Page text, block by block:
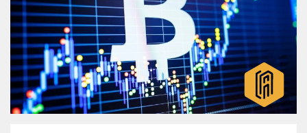
107
پشتیبان فروش (محسن یزدی)
موبایل 09304891085
واتساپ شروع گفتگو
تلگرام @Armteam_admin_103